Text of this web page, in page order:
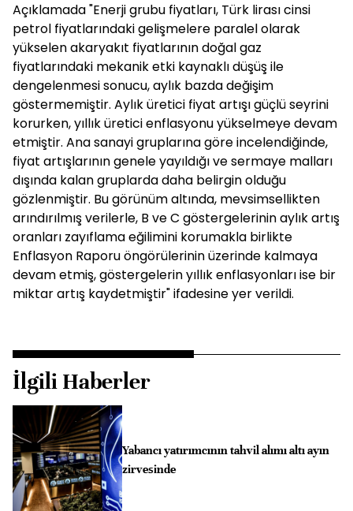
Açıklamada "Enerji grubu fiyatları, Türk lirası cinsi
petrol fiyatlarındaki gelişmelere paralel olarak
yükselen akaryakıt fiyatlarının doğal gaz
fiyatlarındaki mekanik etki kaynaklı düşüş ile
dengelenmesi sonucu, aylık bazda değişim
göstermemiştir. Aylık üretici fiyat artışı güçlü seyrini
korurken, yıllık üretici enflasyonu yükselmeye devam
etmiştir. Ana sanayi gruplarına göre incelendiğinde,
fiyat artışlarının genele yayıldığı ve sermaye malları
dışında kalan gruplarda daha belirgin olduğu
gözlenmiştir. Bu görünüm altında, mevsimsellikten
arındırılmış verilerle, B ve C göstergelerinin aylık artış
oranları zayıflama eğilimini korumakla birlikte
Enflasyon Raporu öngörülerinin üzerinde kalmaya
devam etmiş, göstergelerin yıllık enflasyonları ise bir
miktar artış kaydetmiştir" ifadesine yer verildi.
İlgili Haberler
Yabancı yatırımcının tahvil alımı altı ayın
zirvesinde